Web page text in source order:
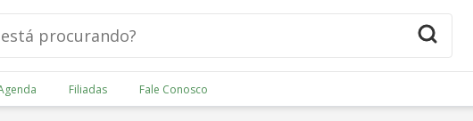
Filiadas Fale Conosco